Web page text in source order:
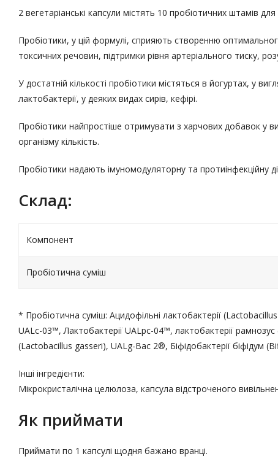
2 вегетаріанські капсули містять 10 пробіотичних штамів
Пробіотики, у цій формулі, сприяють створенню
токсичних речовин, підтримки рівня артеріального тиску,
У достатній кількості пробіотики містяться в йогуртах, у
лактобактерії, у деяких видах сирів, кефірі.
Пробіотики найпростіше отримувати з харчових добавок у
організму кількість.
Пробіотики надають імуномодуляторну та
Склад:
Компонент
Пробіотична суміш
* Пробіотична суміш: Ацидофільні лактобактерії
UALc-03™, Лактобактерії UALpc-04™, лактобактерії
(Lactobacillus gasseri), UALg-Bac 2®, Біфідобактерії біфідум
Інші інгредієнти:
Мікрокристалічна целюлоза, капсула відстроченого
Як приймати
Приймати по 1 капсулі щодня бажано вранці.